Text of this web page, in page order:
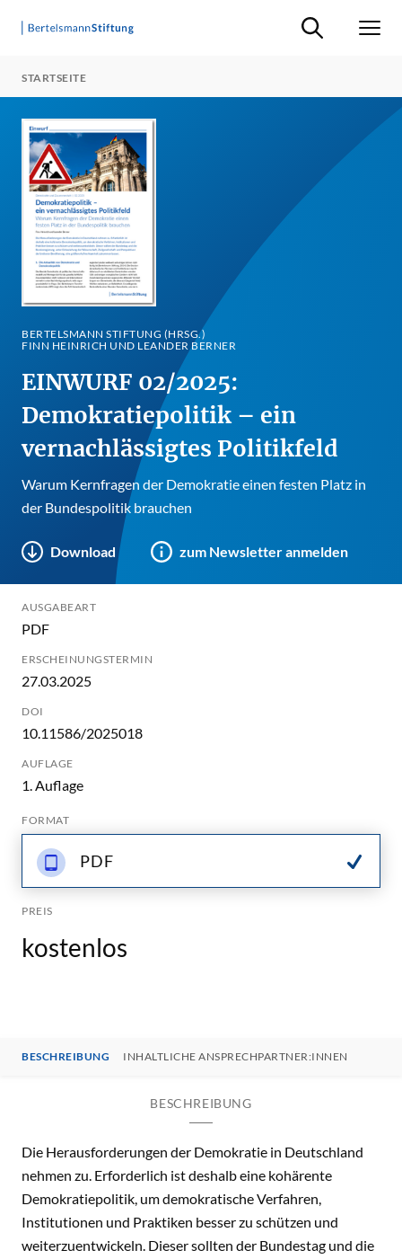
Suche ein-/
STARTSEITE
BERTELSMANN STIFTUNG (HRSG.)
FINN HEINRICH UND LEANDER BERNER
EINWURF 02/2025:
Demokratiepolitik – ein
vernachlässigtes Politikfeld
Warum Kernfragen der Demokratie einen festen Platz in
der Bundespolitik brauchen
Download zum Newsletter anmelden
AUSGABEART
PDF
ERSCHEINUNGSTERMIN
27.03.2025
DOI
10.11586/2025018
AUFLAGE
1. Auflage
FORMAT
PDF
PREIS
kostenlos
BESCHREIBUNG INHALTLICHE ANSPRECHPARTNER:INNEN
BESCHREIBUNG
Die Herausforderungen der Demokratie in Deutschland
nehmen zu. Erforderlich ist deshalb eine kohärente
Demokratiepolitik, um demokratische Verfahren,
Institutionen und Praktiken besser zu schützen und
weiterzuentwickeln. Dieser sollten der Bundestag und die